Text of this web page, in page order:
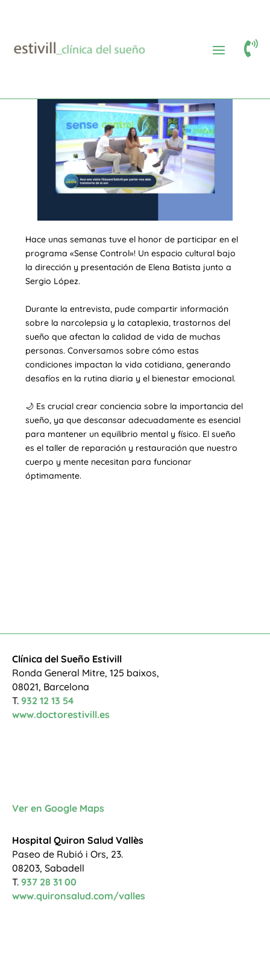

Hace unas semanas tuve el honor de participar en el
programa «Sense Control»! Un espacio cultural bajo
la dirección y presentación de Elena Batista junto a
Sergio López.⁣
Durante la entrevista, pude compartir información
sobre la narcolepsia y la cataplexia, trastornos del
sueño que afectan la calidad de vida de muchas
personas. Conversamos sobre cómo estas
condiciones impactan la vida cotidiana, generando
desafíos en la rutina diaria y el bienestar emocional.⁣
🌙 Es crucial crear conciencia sobre la importancia del
sueño, ya que descansar adecuadamente es esencial
para mantener un equilibrio mental y físico. El sueño
es el taller de reparación y restauración que nuestro
cuerpo y mente necesitan para funcionar
óptimamente.⁣
Clínica del Sueño Estivill
Ronda General Mitre, 125 baixos,
08021, Barcelona
T. 932 12 13 54
www.doctorestivill.es
Ver en Google Maps
Hospital Quiron Salud Vallès
Paseo de Rubió i Ors, 23.
08203, Sabadell
T. 937 28 31 00
www.quironsalud.com/valles